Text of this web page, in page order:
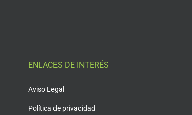
ENLACES DE INTERÉS
Aviso Legal
Política de privacidad